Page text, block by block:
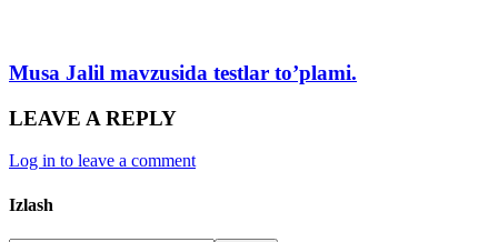
Musa Jalil mavzusida testlar to’plami.
LEAVE A REPLY
Log in to leave a comment
Izlash